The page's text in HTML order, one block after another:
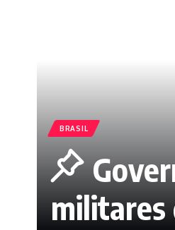
BRASIL
militares